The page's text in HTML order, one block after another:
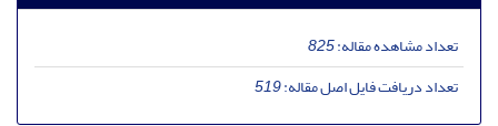
تعداد مشاهده مقاله:825
تعداد دریافت فایل اصل مقاله:519